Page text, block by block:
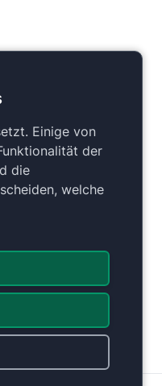
Einige von
der
die
welche